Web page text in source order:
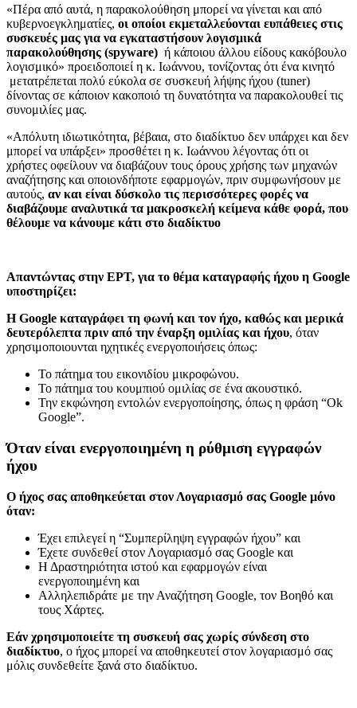
«Πέρα από αυτά, η παρακολούθηση μπορεί να γίνεται και από
κυβερνοεγκληματίες, οι οποίοι εκμεταλλεύονται ευπάθειες στις
συσκευές μας για να εγκαταστήσουν λογισμικά
παρακολούθησης (spyware) ή κάποιου άλλου είδους κακόβουλο
λογισμικό» προειδοποιεί η κ. Ιωάννου, τονίζοντας ότι ένα κινητό
μετατρέπεται πολύ εύκολα σε συσκευή λήψης ήχου (tuner)
δίνοντας σε κάποιον κακοποιό τη δυνατότητα να παρακολουθεί τις
συνομιλίες μας.
«Απόλυτη ιδιωτικότητα, βέβαια, στο διαδίκτυο δεν υπάρχει και δεν
μπορεί να υπάρξει» προσθέτει η κ. Ιωάννου λέγοντας ότι οι
χρήστες οφείλουν να διαβάζουν τους όρους χρήσης των μηχανών
αναζήτησης και οποιονδήποτε εφαρμογών, πριν συμφωνήσουν με
αυτούς, αν και είναι δύσκολο τις περισσότερες φορές να
διαβάζουμε αναλυτικά τα μακροσκελή κείμενα κάθε φορά, που
θέλουμε να κάνουμε κάτι στο διαδίκτυο
Απαντώντας στην ΕΡΤ, για το θέμα καταγραφής ήχου η Google
υποστηρίζει:
Η Google καταγράφει τη φωνή και τον ήχο, καθώς και μερικά
δευτερόλεπτα πριν από την έναρξη ομιλίας και ήχου, όταν
χρησιμοποιουνται ηχητικές ενεργοποιήσεις όπως:
Το πάτημα του εικονιδίου μικροφώνου.
Το πάτημα του κουμπιού ομιλίας σε ένα ακουστικό.
Την εκφώνηση εντολών ενεργοποίησης, όπως η φράση “Ok
Google”.
Όταν είναι ενεργοποιημένη η ρύθμιση εγγραφών
ήχου
Ο ήχος σας αποθηκεύεται στον Λογαριασμό σας Google μόνο
όταν:
Έχει επιλεγεί η “Συμπερίληψη εγγραφών ήχου” και
Έχετε συνδεθεί στον Λογαριασμό σας Google και
Η Δραστηριότητα ιστού και εφαρμογών είναι
ενεργοποιημένη και
Αλληλεπιδράτε με την Αναζήτηση Google, τον Βοηθό και
τους Χάρτες.
Εάν χρησιμοποιείτε τη συσκευή σας χωρίς σύνδεση στο
διαδίκτυο, ο ήχος μπορεί να αποθηκευτεί στον λογαριασμό σας
μόλις συνδεθείτε ξανά στο διαδίκτυο.